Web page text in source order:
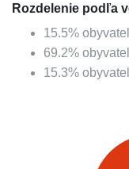
Rozdelenie podľa
15.5%
69.2%
15.3%